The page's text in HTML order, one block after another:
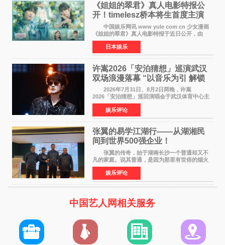
《姐姐的翠君》真人电影特报公
开！timelesz桥本将生首度主演
12月4日上映
中国娱乐网讯 www yule com cn 少女漫画
《姐姐的翠君》真人电影特报于近日公开，由
timelesz成员桥本将生担任主演，这也是他首次
担任电影主演，引发高度关注。 女高中生咲
苗翠（中岛瑠菜
日本娱乐
许嵩2026「安泊猜想」巡演武汉
双场浪漫落幕 “以音乐为引 解锁
江城记忆”
2026年7月31日、8月2日两晚，许嵩
2026「安泊猜想」巡回演唱会于武汉体育中心主
体育场盛大开唱。许嵩与数万歌迷在此相聚，从
浪漫惬意的舞台设计到充满诚意与惊喜的现场互
动，共同开启了一场关于
娱乐评论
张翼的易学江湖行——从湖湘民
间到世界500强企业！
张翼的传奇，始于湖南长沙一个普通却又不
凡的家庭。说其普通，是因为那里有世俗的烟火
气；说其不凡，是因为家中有一位洞悉天地玄机
的长者——他的爷爷。作为当地的风水师，爷爷
是张翼走进易学
娱乐评论
中国艺人网相关服务